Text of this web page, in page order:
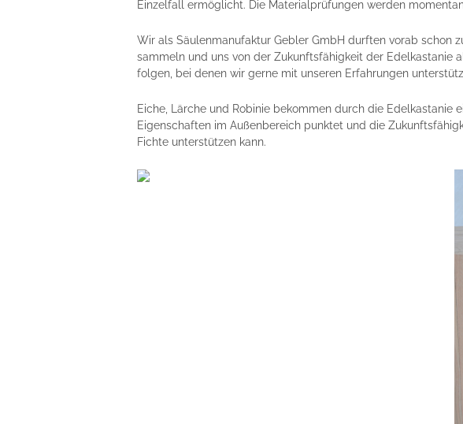
Einzelfall ermöglicht. Die Materialprüfungen werden
Wir als Säulenmanufaktur Gebler GmbH durften vorab schon
sammeln und uns von der Zukunftsfähigkeit der Edelkastanie
folgen, bei denen wir gerne mit unseren Erfahrungen
Eiche, Lärche und Robinie bekommen durch die
Eigenschaften im Außenbereich punktet und die
Fichte unterstützen kann.